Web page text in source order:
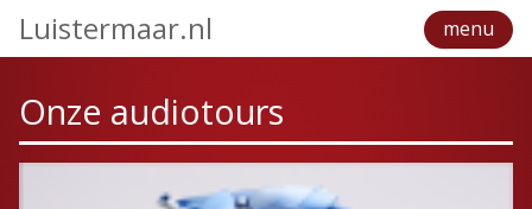
Luistermaar.nl menu
Onze audiotours